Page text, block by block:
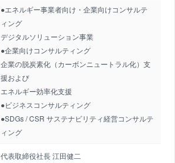
●エネルギー事業者向け・企業向けコンサルテ
ィング
デジタルソリューション事業
●企業向けコンサルティング
企業の脱炭素化（カーボンニュートラル化）支
援および
エネルギー効率化支援
●ビジネスコンサルティング
●SDGs / CSR サステナビリティ経営コンサルテ
ィング
代表取締役社長 江田健二